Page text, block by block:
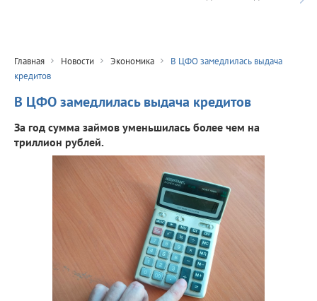
Главная Новости Экономика
В ЦФО замедлилась выдача
кредитов
В ЦФО замедлилась выдача кредитов
За год сумма займов уменьшилась более чем на
триллион рублей.